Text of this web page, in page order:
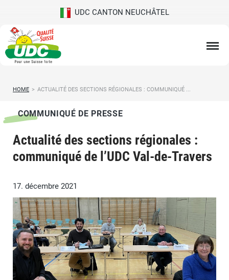
UDC CANTON NEUCHÂTEL
HOME > ACTUALITÉ DES SECTIONS RÉGIONALES : COMMUNIQUÉ ...
COMMUNIQUÉ DE PRESSE
Actualité des sections régionales :
communiqué de l’UDC Val-de-Travers
17. décembre 2021